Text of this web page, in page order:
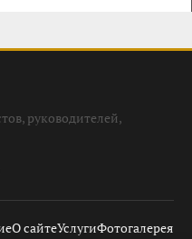
руководителей,
О сайтеУслугиФотогалерея